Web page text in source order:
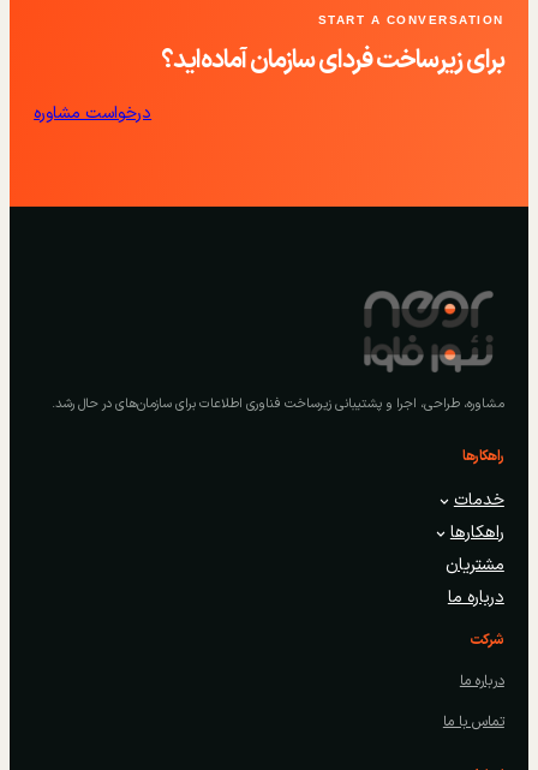
START A CONVERSATION
برای زیرساخت فردای سازمان آماده‌اید؟
درخواست مشاوره
مشاوره، طراحی، اجرا و پشتیبانی زیرساخت فناوری اطلاعات برای سازمان‌های در حال رشد.
راهکارها
خدمات
راهکارها
مشتریان
درباره ما
شرکت
درباره ما
تماس با ما